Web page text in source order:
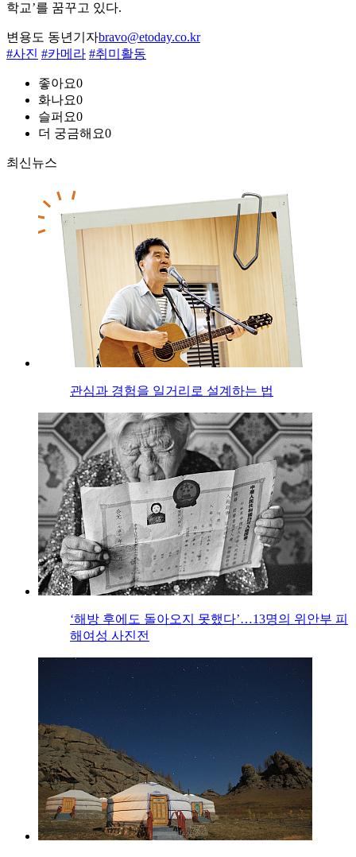
학교’를 꿈꾸고 있다.
변용도 동년기자bravo@etoday.co.kr
#사진 #카메라 #취미활동
좋아요0
화나요0
슬퍼요0
더 궁금해요0
최신뉴스
관심과 경험을 일거리로 설계하는 법
‘해방 후에도 돌아오지 못했다’…13명의 위안부 피
해여성 사진전